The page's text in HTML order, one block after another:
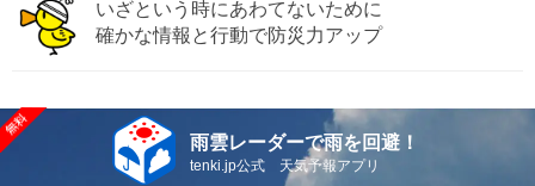
いざという時にあわてないために
確かな情報と行動で防災力アップ
雨雲レーダーで雨を回避！
tenki.jp公式 天気予報アプリ